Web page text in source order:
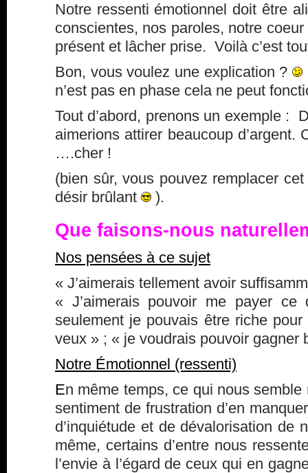
Notre ressenti émotionnel doit être
conscientes, nos paroles, notre
présent et lâcher prise. Voilà c’est
Bon, vous voulez une explication ?
n’est pas en phase cela ne peut
Tout d’abord, prenons un exemple :
aimerions attirer beaucoup d’argent.
….cher !
(bien sûr, vous pouvez remplacer
désir brûlant
).
Que faisons-nous
Nos pensées à ce sujet
« J’aimerais tellement avoir
« J’aimerais pouvoir me payer
seulement je pouvais être riche
veux » ; « je voudrais pouvoir gagner
Notre Émotionnel (ressenti)
En même temps, ce qui nous semble
sentiment de frustration d’en
d’inquiétude et de dévalorisation de
même, certains d’entre nous
l’envie à l’égard de ceux qui en